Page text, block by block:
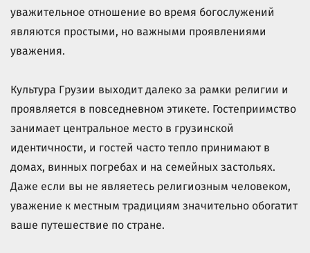
уважительное отношение во время богослужений
являются простыми, но важными проявлениями
уважения.
Культура Грузии выходит далеко за рамки религии и
проявляется в повседневном этикете. Гостеприимство
занимает центральное место в грузинской
идентичности, и гостей часто тепло принимают в
домах, винных погребах и на семейных застольях.
Даже если вы не являетесь религиозным человеком,
уважение к местным традициям значительно обогатит
ваше путешествие по стране.